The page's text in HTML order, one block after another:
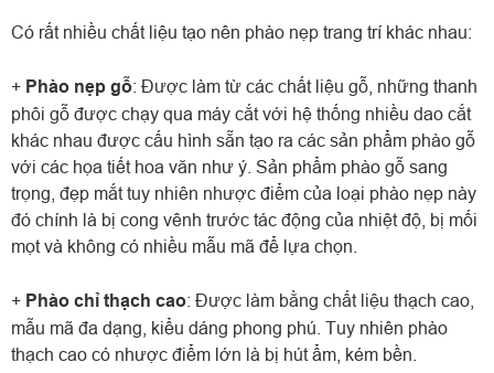
Có rất nhiều chất liệu tạo nên phào nẹp trang trí khác nhau:
+ Phào nẹp gỗ: Được làm từ các chất liệu gỗ, những thanh
phôi gỗ được chạy qua máy cắt với hệ thống nhiều dao cắt
khác nhau được cấu hình sẵn tạo ra các sản phẩm phào gỗ
với các họa tiết hoa văn như ý. Sản phẩm phào gỗ sang
trọng, đẹp mắt tuy nhiên nhược điểm của loại phào nẹp này
đó chính là bị cong vênh trước tác động của nhiệt độ, bị mối
mọt và không có nhiều mẫu mã để lựa chọn.
+ Phào chỉ thạch cao: Được làm bằng chất liệu thạch cao,
mẫu mã đa dạng, kiểu dáng phong phú. Tuy nhiên phào
thạch cao có nhược điểm lớn là bị hút ẩm, kém bền.